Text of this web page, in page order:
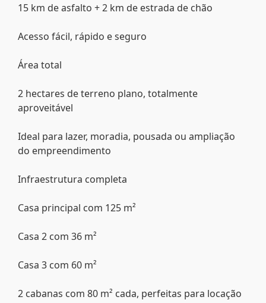
15 km de asfalto + 2 km de estrada de chão
Acesso fácil, rápido e seguro
Área total
2 hectares de terreno plano, totalmente
aproveitável
Ideal para lazer, moradia, pousada ou ampliação
do empreendimento
Infraestrutura completa
Casa principal com 125 m²
Casa 2 com 36 m²
Casa 3 com 60 m²
2 cabanas com 80 m² cada, perfeitas para locação